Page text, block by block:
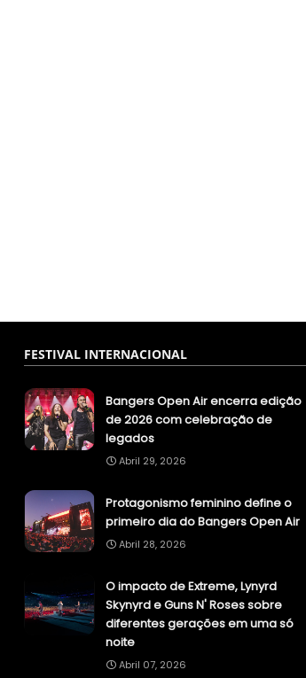
FESTIVAL INTERNACIONAL
Bangers Open Air encerra edição
de 2026 com celebração de
legados
Abril 29, 2026
Protagonismo feminino define o
primeiro dia do Bangers Open Air
Abril 28, 2026
O impacto de Extreme, Lynyrd
Skynyrd e Guns N' Roses sobre
diferentes gerações em uma só
noite
Abril 07, 2026